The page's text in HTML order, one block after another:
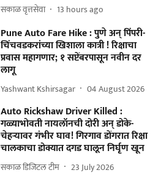
सकाळ वृत्तसेवा 13 hours ago
Pune Auto Fare Hike : पुणे अन् पिंपरी-
चिंचवडकरांच्या खिशाला कात्री ! रिक्षाचा
प्रवास महागणार; १ सप्टेंबरपासून नवीन दर
लागू
Yashwant Kshirsagar 04 August 2026
Auto Rickshaw Driver Killed :
गळ्याभोवती नायलॉनची दोरी अन् डोके-
चेहऱ्यावर गंभीर घाव! गिरगाव डोंगरात रिक्षा
चालकाचा डोक्यात दगड घालून निर्घृण खून
सकाळ डिजिटल टीम 23 July 2026